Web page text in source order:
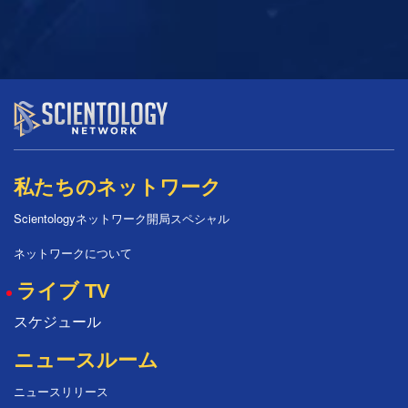
私たちのネットワーク
Scientologyネットワーク開局スペシャル
ネットワークについて
ライブ TV
スケジュール
ニュースルーム
ニュースリリース